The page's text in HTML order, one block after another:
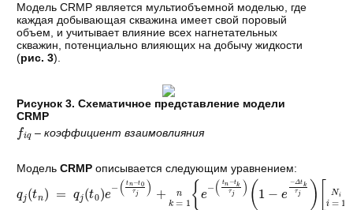
Модель CRMP является мультиобъемной моделью, где
каждая добывающая скважина имеет свой поровый
объем, и учитывает влияние всех нагнетательных
скважин, потенциально влияющих на добычу жидкости
(рис. 3).
Рисунок 3. Схематичное представление модели
CRMP
fiq – коэффициент взаимовлияния
МодельCRMP описывается следующим уравнением:
tn = −t n− t0 τj+k = 1 n tkτj1−e −Δ = 1N jIi